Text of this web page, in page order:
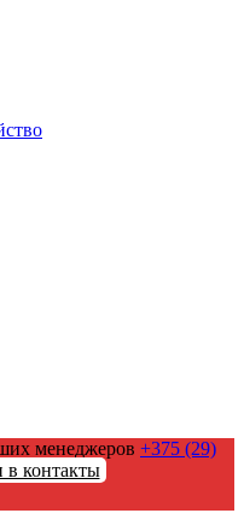
менеджеров +375 (29)
в контакты